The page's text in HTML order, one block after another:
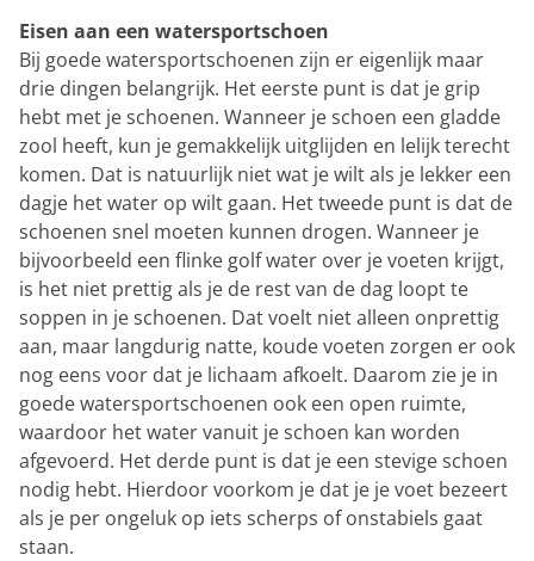
Eisen aan een watersportschoen
Bij goede watersportschoenen zijn er eigenlijk maar
drie dingen belangrijk. Het eerste punt is dat je grip
hebt met je schoenen. Wanneer je schoen een gladde
zool heeft, kun je gemakkelijk uitglijden en lelijk terecht
komen. Dat is natuurlijk niet wat je wilt als je lekker een
dagje het water op wilt gaan. Het tweede punt is dat de
schoenen snel moeten kunnen drogen. Wanneer je
bijvoorbeeld een flinke golf water over je voeten krijgt,
is het niet prettig als je de rest van de dag loopt te
soppen in je schoenen. Dat voelt niet alleen onprettig
aan, maar langdurig natte, koude voeten zorgen er ook
nog eens voor dat je lichaam afkoelt. Daarom zie je in
goede watersportschoenen ook een open ruimte,
waardoor het water vanuit je schoen kan worden
afgevoerd. Het derde punt is dat je een stevige schoen
nodig hebt. Hierdoor voorkom je dat je je voet bezeert
als je per ongeluk op iets scherps of onstabiels gaat
staan.